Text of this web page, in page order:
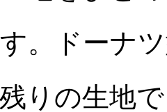
。ドーナ
りの生地